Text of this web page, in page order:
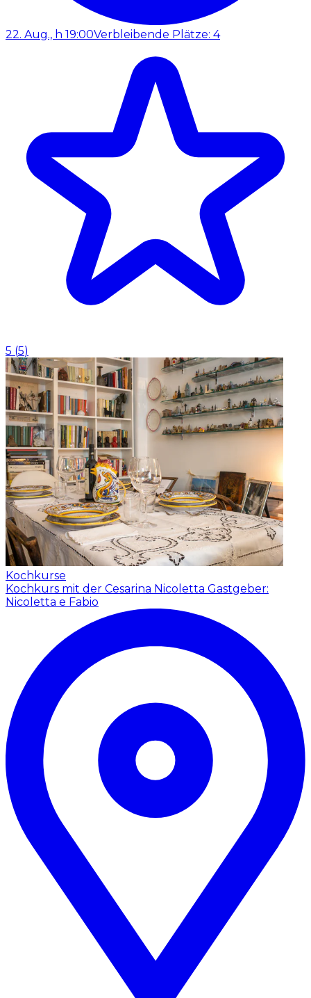
22. Aug., h 19:00Verbleibende Plätze: 4
5 (5)
Kochkurse
Kochkurs mit der Cesarina Nicoletta Gastgeber:
Nicoletta e Fabio